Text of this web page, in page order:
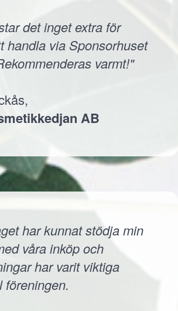
det inget extra för
handla via Sponsorhuset
varmt!"
AB
har kunnat stödja min
våra inköp och
har varit viktiga
föreningen.